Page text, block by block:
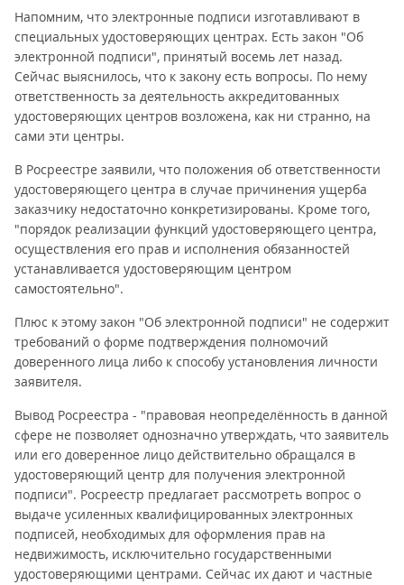
Напомним, что электронные подписи изготавливают в
специальных удостоверяющих центрах. Есть закон "Об
электронной подписи", принятый восемь лет назад.
Сейчас выяснилось, что к закону есть вопросы. По нему
ответственность за деятельность аккредитованных
удостоверяющих центров возложена, как ни странно, на
сами эти центры.
В Росреестре заявили, что положения об ответственности
удостоверяющего центра в случае причинения ущерба
заказчику недостаточно конкретизированы. Кроме того,
"порядок реализации функций удостоверяющего центра,
осуществления его прав и исполнения обязанностей
устанавливается удостоверяющим центром
самостоятельно".
Плюс к этому закон "Об электронной подписи" не содержит
требований о форме подтверждения полномочий
доверенного лица либо к способу установления личности
заявителя.
Вывод Росреестра - "правовая неопределённость в данной
сфере не позволяет однозначно утверждать, что заявитель
или его доверенное лицо действительно обращался в
удостоверяющий центр для получения электронной
подписи". Росреестр предлагает рассмотреть вопрос о
выдаче усиленных квалифицированных электронных
подписей, необходимых для оформления прав на
недвижимость, исключительно государственными
удостоверяющими центрами. Сейчас их дают и частные